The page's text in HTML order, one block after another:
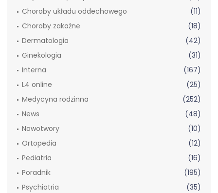
Choroby układu oddechowego
(11)
Choroby zakaźne
(18)
Dermatologia
(42)
Ginekologia
(31)
Interna
(167)
L4 online
(25)
Medycyna rodzinna
(252)
News
(48)
Nowotwory
(10)
Ortopedia
(12)
Pediatria
(16)
Poradnik
(195)
Psychiatria
(35)